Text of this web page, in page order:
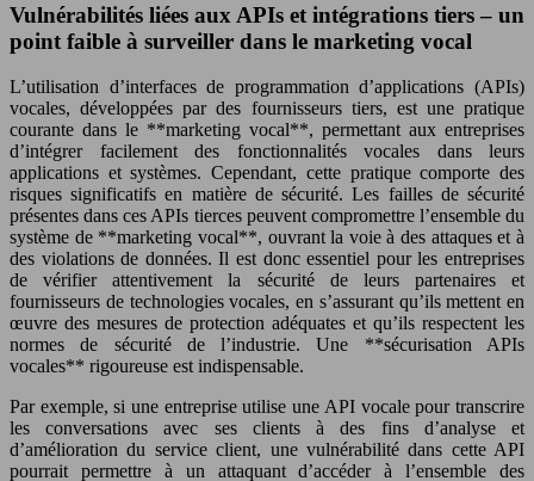
Vulnérabilités liées aux APIs et intégrations tiers – un
point faible à surveiller dans le marketing vocal
L’utilisation d’interfaces de programmation d’applications (APIs)
vocales, développées par des fournisseurs tiers, est une pratique
courante dans le **marketing vocal**, permettant aux entreprises
d’intégrer facilement des fonctionnalités vocales dans leurs
applications et systèmes. Cependant, cette pratique comporte des
risques significatifs en matière de sécurité. Les failles de sécurité
présentes dans ces APIs tierces peuvent compromettre l’ensemble du
système de **marketing vocal**, ouvrant la voie à des attaques et à
des violations de données. Il est donc essentiel pour les entreprises
de vérifier attentivement la sécurité de leurs partenaires et
fournisseurs de technologies vocales, en s’assurant qu’ils mettent en
œuvre des mesures de protection adéquates et qu’ils respectent les
normes de sécurité de l’industrie. Une **sécurisation APIs
vocales** rigoureuse est indispensable.
Par exemple, si une entreprise utilise une API vocale pour transcrire
les conversations avec ses clients à des fins d’analyse et
d’amélioration du service client, une vulnérabilité dans cette API
pourrait permettre à un attaquant d’accéder à l’ensemble des